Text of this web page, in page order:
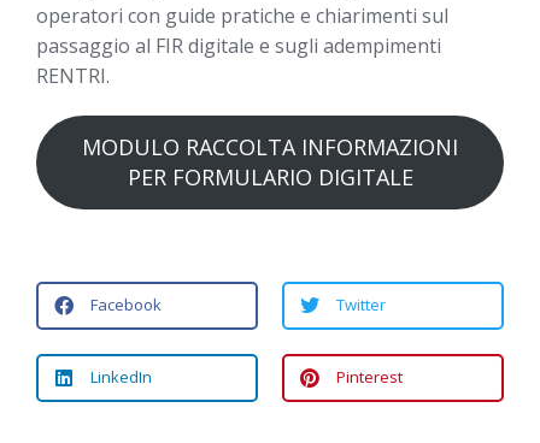
operatori con guide pratiche e chiarimenti sul
passaggio al FIR digitale e sugli adempimenti
RENTRI.
MODULO RACCOLTA INFORMAZIONI
PER FORMULARIO DIGITALE
Facebook Twitter
LinkedIn Pinterest